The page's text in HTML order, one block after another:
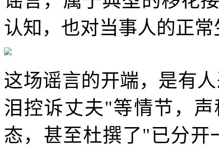
认知，也对当事人的正
这场谣言的开端，是有
泪控诉丈夫"等情节，
态，甚至杜撰了"已分